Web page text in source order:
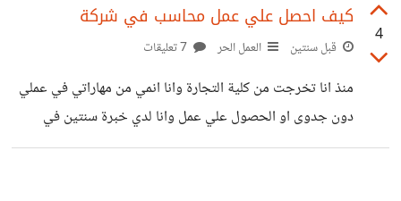
4
كيف احصل علي عمل محاسب في شركة
قبل سنتين العمل الحر
منذ انا تخرجت من كلية التجارة وانا انمي من مهاراتي في عملي
دون جدوى او الحصول علي عمل وانا لدي خبرة سنتين في
مجال الفتورة الالكترونيه واعداد شيت الاكسيل مبيعات